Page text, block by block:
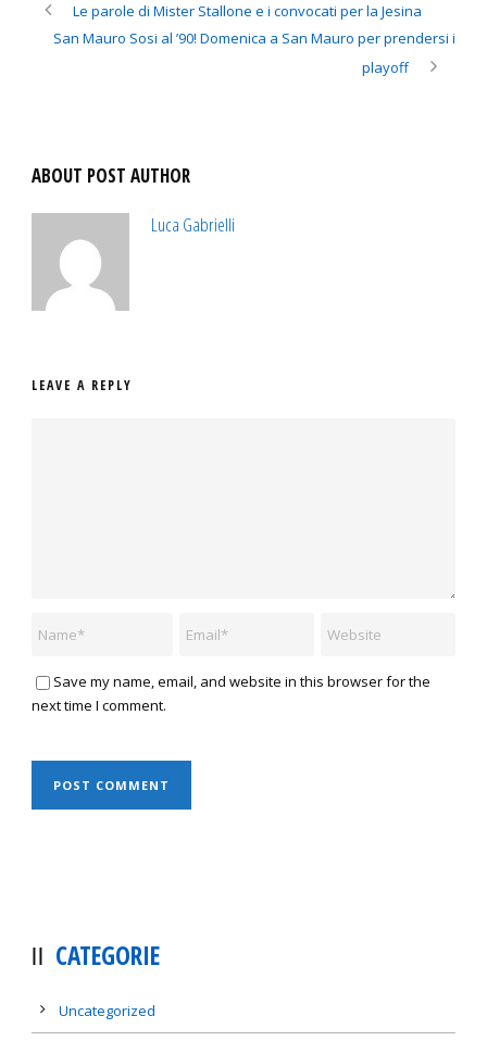
Le parole di Mister Stallone e i convocati per la Jesina
San Mauro Sosi al ’90! Domenica a San Mauro per prendersi i
playoff
ABOUT POST AUTHOR
Luca Gabrielli
LEAVE A REPLY
Save my name, email, and website in this browser for the
next time I comment.
CATEGORIE
Uncategorized